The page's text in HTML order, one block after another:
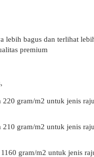
lebih bagus dan terlihat
premium
220 gram/m2 untuk jenis
210 gram/m2 untuk jenis
gram/m2 untuk jenis